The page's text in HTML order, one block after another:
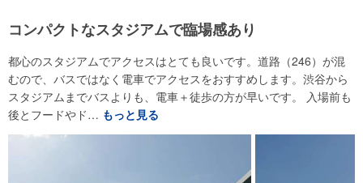
コンパクトなスタジアムで臨場感あり
都心のスタジアムでアクセスはとても良いです。道路（246）が混
むので、バスではなく電車でアクセスをおすすめします。渋谷から
スタジアムまでバスよりも、電車＋徒歩の方が早いです。 入場前も
後とフードやド… もっと見る